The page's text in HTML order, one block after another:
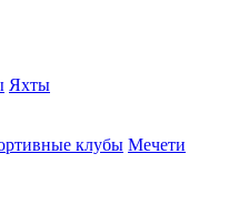
Яхты
клубы Мечети